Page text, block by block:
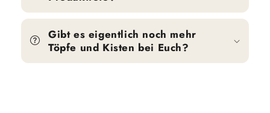
Gibt es eigentlich noch mehr
Töpfe und Kisten bei Euch?